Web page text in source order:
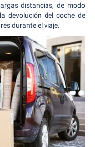
distancias, de modo
devolución del coche de
durante el viaje.